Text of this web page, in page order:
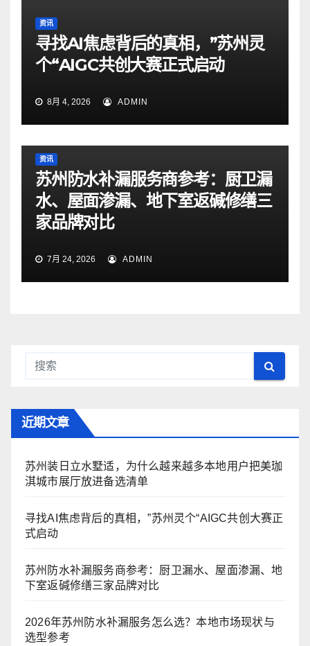
资讯
寻找AI焦虑背后的真相，”苏州灵
个“AIGC共创大赛正式启动
8月 4, 2026 ADMIN
资讯
苏州防水补漏服务商参考：厨卫漏
水、屋面渗漏、地下室返碱修缮三
家品牌对比
7月 24, 2026 ADMIN
近期文章
苏州装日立水墅适，为什么越来越多本地用户把美珈
淇城市展厅放进备选清单
寻找AI焦虑背后的真相，”苏州灵个“AIGC共创大赛正
式启动
苏州防水补漏服务商参考：厨卫漏水、屋面渗漏、地
下室返碱修缮三家品牌对比
2026年苏州防水补漏服务怎么选？本地市场现状与
选型参考